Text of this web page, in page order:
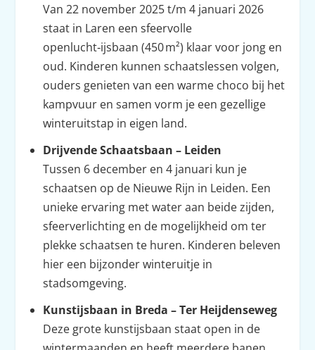
Van 22 november 2025 t/m 4 januari 2026
staat in Laren een sfeervolle
openlucht‑ijsbaan (450 m²) klaar voor jong en
oud. Kinderen kunnen schaatslessen volgen,
ouders genieten van een warme choco bij het
kampvuur en samen vorm je een gezellige
winteruitstap in eigen land.
Drijvende Schaatsbaan – Leiden
Tussen 6 december en 4 januari kun je
schaatsen op de Nieuwe Rijn in Leiden. Een
unieke ervaring met water aan beide zijden,
sfeerverlichting en de mogelijkheid om ter
plekke schaatsen te huren. Kinderen beleven
hier een bijzonder winteruitje in
stadsomgeving.
Kunstijsbaan in Breda – Ter Heijdenseweg
Deze grote kunstijsbaan staat open in de